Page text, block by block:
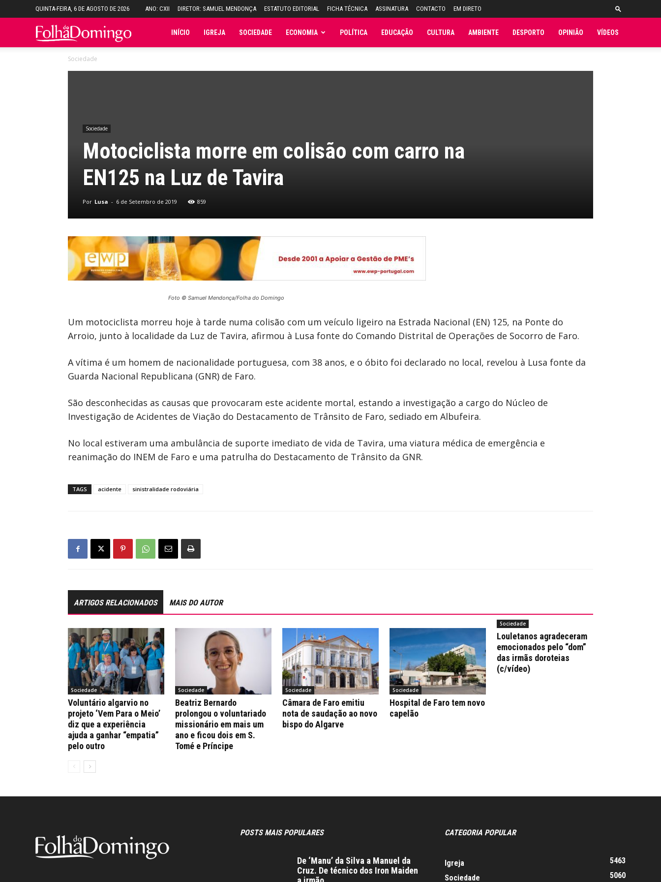
QUINTA-FEIRA, 6 DE AGOSTO DE 2026 ANO: CXII DIRETOR: SAMUEL MENDONÇA ESTATUTO EDITORIAL FICHA TÉCNICA ASSINATURA CONTACTO EM DIRETO
Folha INÍCIO IGREJA SOCIEDADE ECONOMIA POLÍTICA EDUCAÇÃO CULTURA AMBIENTE DESPORTO OPINIÃO VÍDEOS
Sociedade
Sociedade
Motociclista morre em colisão com carro na
EN125 na Luz de Tavira
Por Lusa - 6 de Setembro de 2019 859
Foto © Samuel Mendonça/Folha do Domingo
Um motociclista morreu hoje à tarde numa colisão com um veículo ligeiro na Estrada Nacional (EN) 125, na Ponte do
Arroio, junto à localidade da Luz de Tavira, afirmou à Lusa fonte do Comando Distrital de Operações de Socorro de Faro.
A vítima é um homem de nacionalidade portuguesa, com 38 anos, e o óbito foi declarado no local, revelou à Lusa fonte da
Guarda Nacional Republicana (GNR) de Faro.
São desconhecidas as causas que provocaram este acidente mortal, estando a investigação a cargo do Núcleo de
Investigação de Acidentes de Viação do Destacamento de Trânsito de Faro, sediado em Albufeira.
No local estiveram uma ambulância de suporte imediato de vida de Tavira, uma viatura médica de emergência e
reanimação do INEM de Faro e uma patrulha do Destacamento de Trânsito da GNR.
TAGS acidente sinistralidade rodoviária
ARTIGOS RELACIONADOS MAIS DO AUTOR
Sociedade
Voluntário algarvio no
projeto ‘Vem Para o Meio’
diz que a experiência
ajuda a ganhar “empatia”
pelo outro
Sociedade
Beatriz Bernardo
prolongou o voluntariado
missionário em mais um
ano e ficou dois em S.
Tomé e Príncipe
Sociedade
Câmara de Faro emitiu
nota de saudação ao novo
bispo do Algarve
Sociedade
Hospital de Faro tem novo
capelão
Sociedade
Louletanos agradeceram
emocionados pelo “dom”
das irmãs doroteias
(c/vídeo)
POSTS MAIS POPULARES
De ‘Manu’ da Silva a Manuel da
Cruz. De técnico dos Iron Maiden
CATEGORIA POPULAR
Igreja
5463
Sociedade
5060